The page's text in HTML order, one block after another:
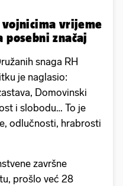
vrijeme
značaj
snaga RH
je naglasio:
Domovinski
i slobodu… To je
odlučnosti, hrabrosti
završne
prošlo već 28